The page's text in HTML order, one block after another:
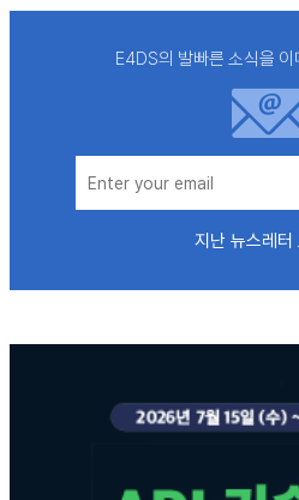
E4DS의 발빠른 소식을
지난 뉴스레터